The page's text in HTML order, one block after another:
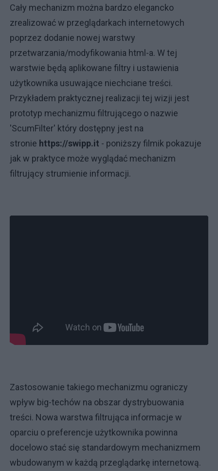
Cały mechanizm można bardzo elegancko
zrealizować w przeglądarkach internetowych
poprzez dodanie nowej warstwy
przetwarzania/modyfikowania html-a. W tej
warstwie będą aplikowane filtry i ustawienia
użytkownika usuwające niechciane treści.
Przykładem praktycznej realizacji tej wizji jest
prototyp mechanizmu filtrującego o nazwie
'ScumFilter' który dostępny jest na
stronie https://swipp.it - poniższy filmik pokazuje
jak w praktyce może wyglądać mechanizm
filtrujący strumienie informacji.
Zastosowanie takiego mechanizmu ograniczy
wpływ big-techów na obszar dystrybuowania
treści. Nowa warstwa filtrująca informacje w
oparciu o preferencje użytkownika powinna
docelowo stać się standardowym mechanizmem
wbudowanym w każdą przeglądarkę internetową.